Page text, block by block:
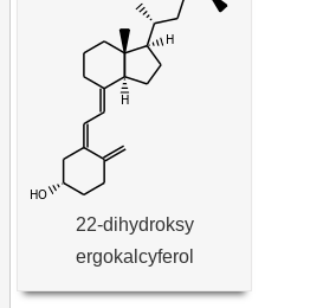
22-dihydroksy
ergokalcyferol